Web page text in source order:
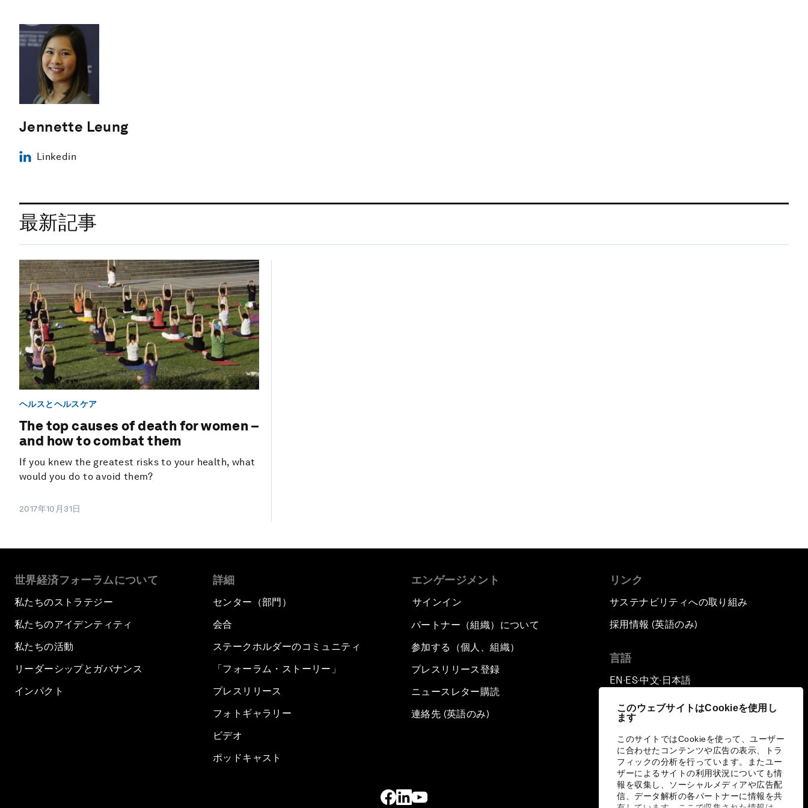
このウェブサイトはCookieを使用し
ます
このサイトではCookieを使って、ユーザー
に合わせたコンテンツや広告の表示、トラ
フィックの分析を行っています。またユー
ザーによるサイトの利用状況についても情
報を収集し、ソーシャルメディアや広告配
信、データ解析の各パートナーに情報を共
Jennette Leung
Linkedin
最新記事
ヘルスとヘルスケア
The top causes of death for women –
and how to combat them
If you knew the greatest risks to your health, what
would you do to avoid them?
2017年10月31日
世界経済フォーラムについて
私たちのストラテジー
私たちのアイデンティティ
私たちの活動
リーダーシップとガバナンス
インパクト
詳細
センター（部門）
会合
ステークホルダーのコミュニティ
「フォーラム・ストーリー」
プレスリリース
フォトギャラリー
ビデオ
ポッドキャスト
エンゲージメント
サインイン
パートナー（組織）について
参加する（個人、組織）
プレスリリース登録
ニュースレター購読
連絡先 (英語のみ)
リンク
サステナビリティへの取り組み
採用情報 (英語のみ)
言語
EN ▪ ES▪中文▪ 日本語